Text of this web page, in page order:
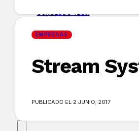
MERCADOS Y TENDENCIAS
EVENTOS
EMPRESAS
Stream
PUBLICADO EL 2 JUNIO, 2017